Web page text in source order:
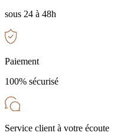
sous 24 à 48h
Paiement
100% sécurisé
Service client à votre écoute